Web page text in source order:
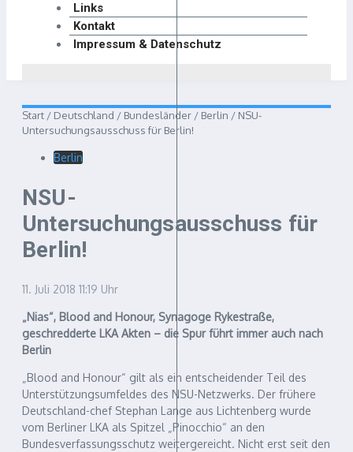
Links
Kontakt
Impressum & Datenschutz
Start / Deutschland / Bundesländer / Berlin / NSU-
Untersuchungsausschuss für Berlin!
Berlin
NSU-
Untersuchungsausschuss für
Berlin!
11. Juli 2018 11:19 Uhr
„Nias“, Blood and Honour, Synagoge Rykestraße,
geschredderte LKA Akten – die Spur führt immer auch nach
Berlin
„Blood and Honour“ gilt als ein entscheidender Teil des
Unterstützungsumfeldes des NSU-Netzwerks. Der frühere
Deutschland-chef Stephan Lange aus Lichtenberg wurde
vom Berliner LKA als Spitzel „Pinocchio“ an den
Bundesverfassungsschutz weitergereicht. Nicht erst seit den